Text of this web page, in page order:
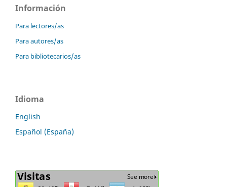
Información
Para lectores/as
Para autores/as
Para bibliotecarios/as
Idioma
English
Español (España)